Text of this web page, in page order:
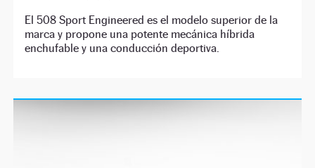
El 508 Sport Engineered es el modelo superior de la
marca y propone una potente mecánica híbrida
enchufable y una conducción deportiva.